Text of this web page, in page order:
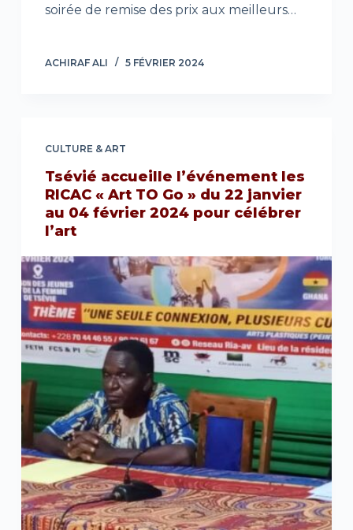
soirée de remise des prix aux meilleurs…
ACHIRAF ALI 5 FÉVRIER 2024
CULTURE & ART
Tsévié accueille l’événement les
RICAC « Art TO Go » du 22 janvier
au 04 février 2024 pour célébrer
l’art